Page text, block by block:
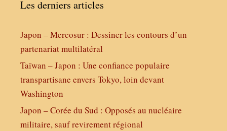
Les derniers articles
Japon – Mercosur : Dessiner les contours d’un
partenariat multilatéral
Taïwan – Japon : Une confiance populaire
transpartisane envers Tokyo, loin devant
Washington
Japon – Corée du Sud : Opposés au nucléaire
militaire, sauf revirement régional